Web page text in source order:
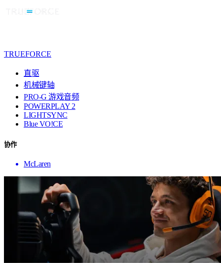
TRUEFORCE
直驱
机械键轴
PRO-G 游戏音频
POWERPLAY 2
LIGHTSYNC
Blue VO!CE
协作
McLaren